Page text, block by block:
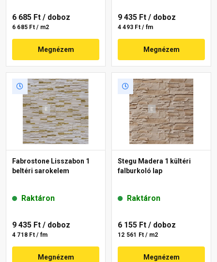
6 685 Ft / doboz
6 685 Ft / m2
Megnézem
9 435 Ft / doboz
4 493 Ft / fm
Megnézem
Fabrostone Lisszabon 1
beltéri sarokelem
Raktáron
9 435 Ft / doboz
4 718 Ft / fm
Megnézem
Stegu Madera 1 kültéri
falburkoló lap
Raktáron
6 155 Ft / doboz
12 561 Ft / m2
Megnézem